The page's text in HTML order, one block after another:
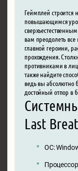
Геймплей строится
повышающимся
вам преодолеть все
главной героини,
прохождения.
противниками в
также найдите
ведь вы абсолютно
достойный отпор в
Last
ОС: